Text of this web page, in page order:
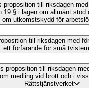
proposition till riksdagen
19 § i lagen om allmänt stöd
om utkomstskydd för
till riksdagen med
ett förfarande för små
proposition till riksdagen
medling vid brott och i
Rättstjänstverket